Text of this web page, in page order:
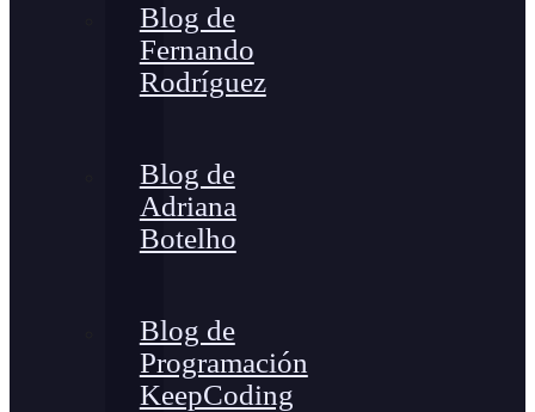
Blog de
Fernando
Rodríguez
Blog de
Adriana
Botelho
Blog de
Programación
KeepCoding